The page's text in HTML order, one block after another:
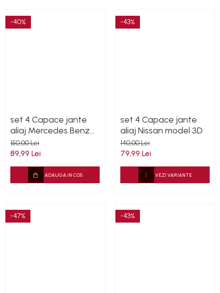
-40%
set 4 Capace jante
aliaj Mercedes Benz
75mm negru lucios
complet (inel prindere)
150,00 Lei
89,99 Lei
ADAUGA IN COS
-43%
set 4 Capace jante
aliaj Nissan model 3D
140,00 Lei
79,99 Lei
VEZI VARIANTE
-47% -43%